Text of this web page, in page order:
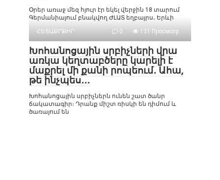
Օրեր առաջ մեզ հյուր էր եկել վերջին 18 տարում
Գերմանիայում բնակվող ԺԼԱՏ եղբայրս․ Երևի
ՀԵՏԱՔՐՔԻՐ
0 131 Просмотр
Խոհանոցային սրբիչների վրա
առկա կեղտաբծերը կարելի է
մաքրել մի քանի րոպեում․ Ահա,
թե ինչպես․․․
Խոհանոցային սրբիչներն ունեն շատ ծանր
ճակատագիր։ Դրանք միշտ ռիսկի են դիմում և
ծառայում են